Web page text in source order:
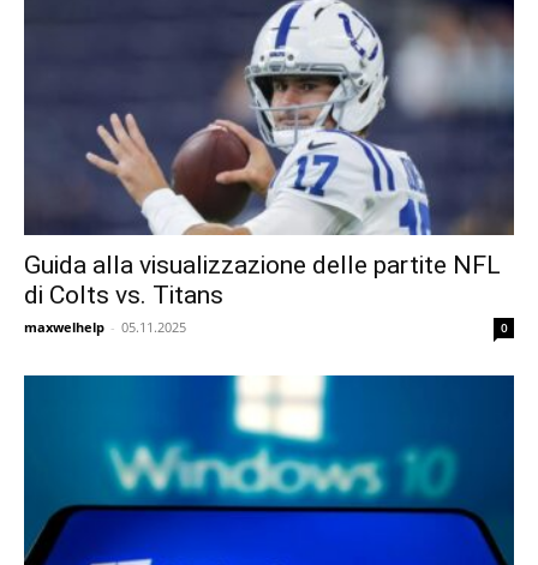
Guida alla visualizzazione delle partite NFL
di Colts vs. Titans
maxwelhelp - 05.11.2025 0